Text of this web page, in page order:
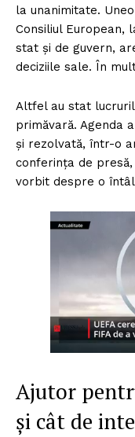
la unanimitate.
Consiliul European,
stat și de guvern,
deciziile sale. În
Altfel au stat
primăvară. Agenda
și rezolvată, într-o
conferința de
vorbit despre o
Ajutor
și cât de